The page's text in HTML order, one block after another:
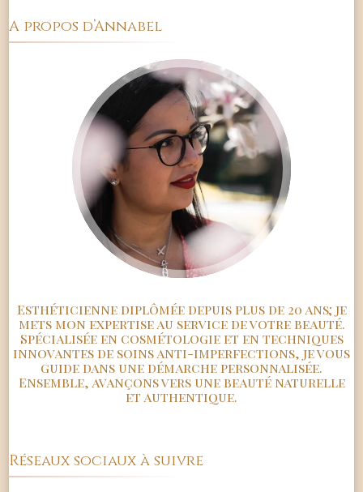
A propos d’Annabel
Esthéticienne diplômée depuis plus de 20 ans; je
mets mon expertise au service de votre beauté.
Spécialisée en cosmétologie et en techniques
innovantes de soins anti-imperfections, je vous
guide dans une démarche personnalisée.
Ensemble, avançons vers une beauté naturelle
et authentique.
Réseaux sociaux à suivre